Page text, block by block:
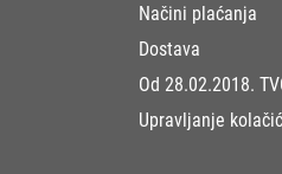
Načini plaćanja
Dostava
Od 28.02.2018.
Upravljanje